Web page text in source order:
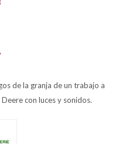
de la granja de un trabajo a
con luces y sonidos.